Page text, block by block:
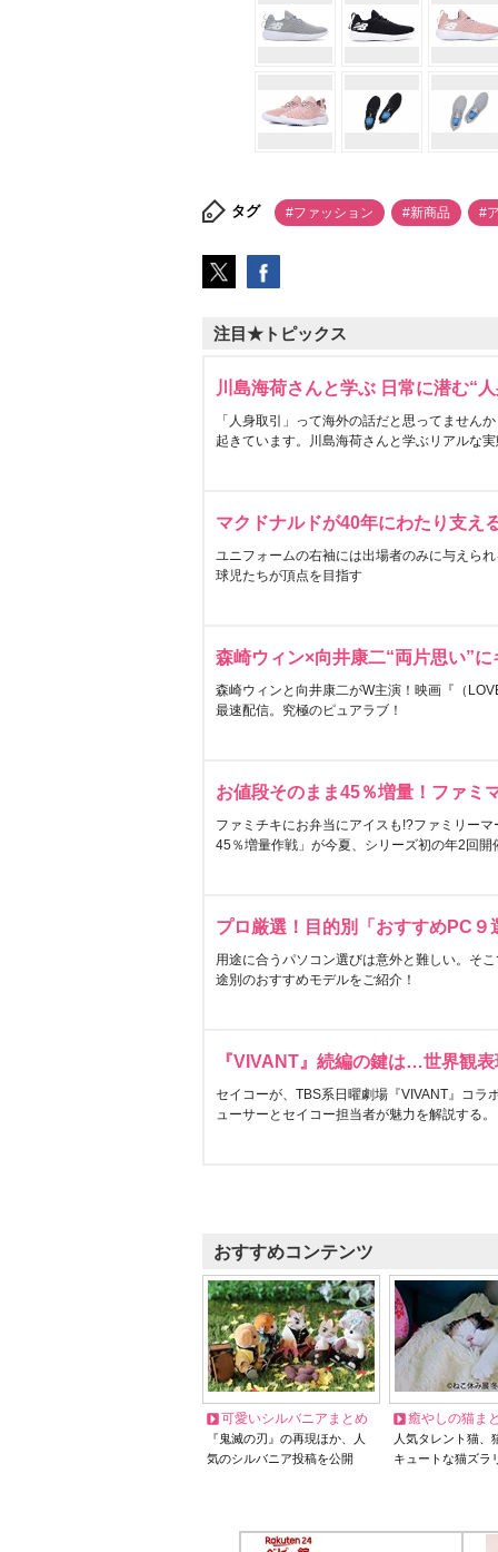
タグ #ファッション #新商品 #
注目★トピックス
川島海荷さんと学ぶ 日常に潜む“
「人身取引」って海外の話だと思ってません
起きています。川島海荷さんと学ぶリアルな
マクドナルドが40年にわたり支え
ユニフォームの右袖には出場者のみに与えら
球児たちが頂点を目指す
森崎ウィン×向井康二“両片思い”
森崎ウィンと向井康二がW主演！映画『（
最速配信。究極のピュアラブ！
お値段そのまま45％増量！ファミ
ファミチキにお弁当にアイスも!?ファミリー
45％増量作戦」が今夏、シリーズ初の年2回開
プロ厳選！目的別「おすすめPC９
用途に合うパソコン選びは意外と難しい。そ
途別のおすすめモデルをご紹介！
『VIVANT』続編の鍵は…世界観
セイコーが、TBS系日曜劇場『VIVANT』コラ
ューサーとセイコー担当者が魅力を解説する。
おすすめコンテンツ
可愛いシルバニアまとめ
『鬼滅の刃』の再現ほか、人
気のシルバニア投稿を公開
癒やしの猫ま
人気タレント猫
キュートな猫ズラ